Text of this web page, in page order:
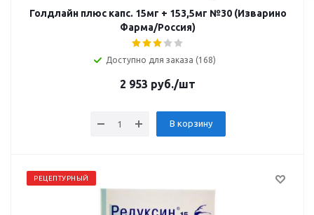
Голдлайн плюс капс. 15мг + 153,5мг №30 (Изварино
Фарма/Россия)
Доступно для заказа (168)
2 953 руб./шт
В корзину
РЕЦЕПТУРНЫЙ